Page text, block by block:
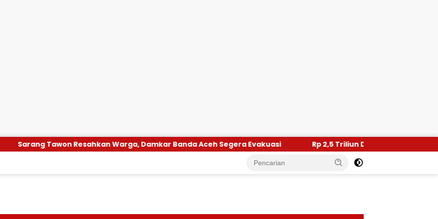
Warga, Damkar Banda Aceh Segera Evakuasi Rp 2,5 Triliun Dana Kementan untuk Bencana,